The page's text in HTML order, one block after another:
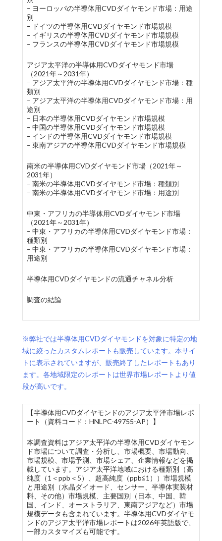
– ヨーロッパの半導体用CVDダイヤモンド市場：用途
別
– ドイツの半導体用CVDダイヤモンド市場規模
– イギリスの半導体用CVDダイヤモンド市場規模
– フランスの半導体用CVDダイヤモンド市場規模
アジア太平洋の半導体用CVDダイヤモンド市場
（2021年～2031年）
– アジア太平洋の半導体用CVDダイヤモンド市場：種
類別
– アジア太平洋の半導体用CVDダイヤモンド市場：用
途別
– 日本の半導体用CVDダイヤモンド市場規模
– 中国の半導体用CVDダイヤモンド市場規模
– インドの半導体用CVDダイヤモンド市場規模
– 東南アジアの半導体用CVDダイヤモンド市場規模
南米の半導体用CVDダイヤモンド市場（2021年～
2031年）
– 南米の半導体用CVDダイヤモンド市場：種類別
– 南米の半導体用CVDダイヤモンド市場：用途別
中東・アフリカの半導体用CVDダイヤモンド市場
（2021年～2031年）
– 中東・アフリカの半導体用CVDダイヤモンド市場：
種類別
– 中東・アフリカの半導体用CVDダイヤモンド市場：
用途別
半導体用CVDダイヤモンドの流通チャネル分析
調査の結論
※弊社では半導体用CVDダイヤモンドを対象に特定の地
域に絞ったカスタムレポートも販売しています。本サイ
トに表示されていますが、販売終了したレポートもあり
ます。各地域限定のレポートは世界市場レポートより値
段が高いです。
【半導体用CVDダイヤモンドのアジア太平洋市場レポ
ート（資料コード：HNLPC-49755-AP）】
本調査資料はアジア太平洋の半導体用CVDダイヤモン
ド市場について調査・分析し、市場概要、市場動向、
市場規模、市場予測、市場シェア、企業情報などを掲
載しています。アジア太平洋地域における種類別（高
純度（1＜ppb＜5）、超高純度（ppb≦1））市場規模
と用途別（水晶ダイオード、センサー、半導体実装材
料、その他）市場規模、主要国別（日本、中国、韓
国、インド、オーストラリア、東南アジアなど）市場
規模データも含まれています。半導体用CVDダイヤモ
ンドのアジア太平洋市場レポートは2026年英語版で、
一部カスタマイズも可能です。